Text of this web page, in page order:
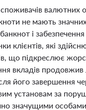
не мають
і
клієнтів, які
що підкреслює
вкладів продовжив
його завершення
установам за
значущими